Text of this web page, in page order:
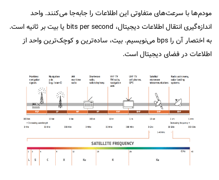
مودم‌ها با سرعت‌های متفاوتی این اطلاعات را جابه‌جا می‌کنند. واحد
اندازه‌گیری انتقال اطلاعات دیجیتال، bits per second یا بیت بر ثانیه است.
به اختصار آن را bps می‌نویسیم. بیت، ساده‌ترین و کوچک‌ترین واحد از
اطلاعات در فضای دیجیتال است.